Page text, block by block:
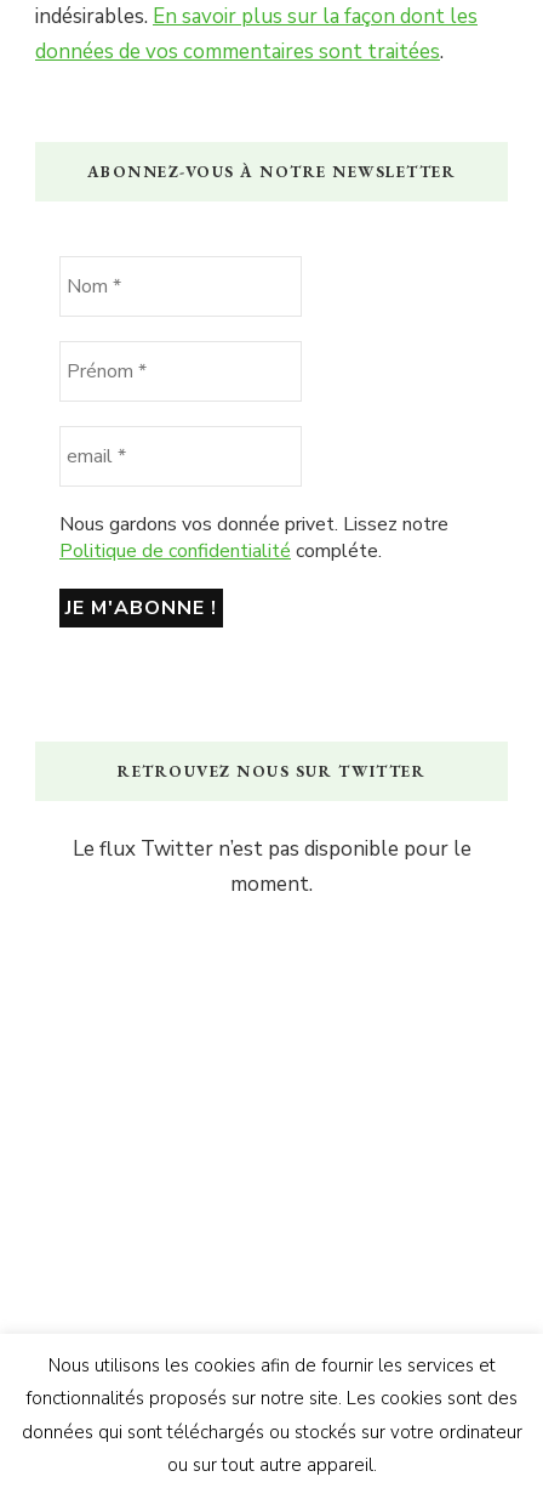
indésirables. En savoir plus sur la façon dont les
données de vos commentaires sont traitées.
ABONNEZ-VOUS À NOTRE NEWSLETTER
Nous gardons vos donnée privet. Lissez notre
Politique de confidentialité compléte.
RETROUVEZ NOUS SUR TWITTER
Le flux Twitter n’est pas disponible pour le
moment.
Nous utilisons les cookies afin de fournir les services et
fonctionnalités proposés sur notre site. Les cookies sont des
données qui sont téléchargés ou stockés sur votre ordinateur
ou sur tout autre appareil.